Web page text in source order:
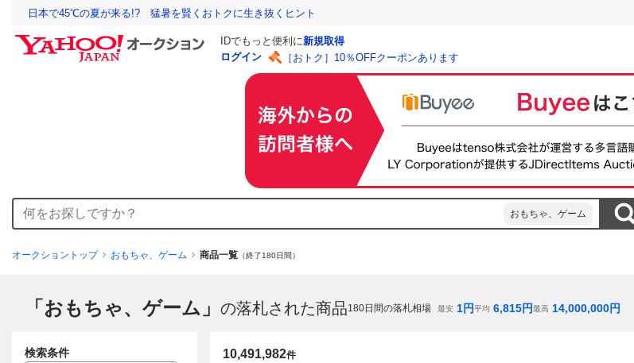
日本で45℃の夏が来る!? 猛暑を賢くおトクに生き抜くヒント
IDでもっと便利に新規取得
ログイン
［おトク］10％OFFクーポンあります
おもちゃ、ゲーム
オークショントップ おもちゃ、ゲーム 商品一覧 （終了180日間）
「おもちゃ、ゲーム」 の落札された商品180日間の落札相場 最安 1円平均 6,815円最高 14,000,000円
10,491,982件
検索条件